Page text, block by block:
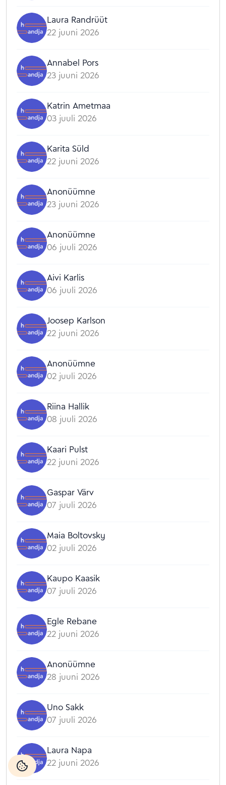
Laura Randrüüt
22 juuni 2026
Annabel Pors
23 juuni 2026
Katrin Ametmaa
03 juuli 2026
Karita Süld
22 juuni 2026
Anonüümne
23 juuni 2026
Anonüümne
06 juuli 2026
Aivi Karlis
06 juuli 2026
Joosep Karlson
22 juuni 2026
Anonüümne
02 juuli 2026
Riina Hallik
08 juuli 2026
Kaari Pulst
22 juuni 2026
Gaspar Värv
07 juuli 2026
Maia Boltovsky
02 juuli 2026
Kaupo Kaasik
07 juuli 2026
Egle Rebane
22 juuni 2026
Anonüümne
28 juuni 2026
Uno Sakk
07 juuli 2026
Laura Napa
22 juuni 2026